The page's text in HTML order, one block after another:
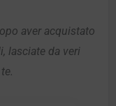
aver acquistato
lasciate da veri